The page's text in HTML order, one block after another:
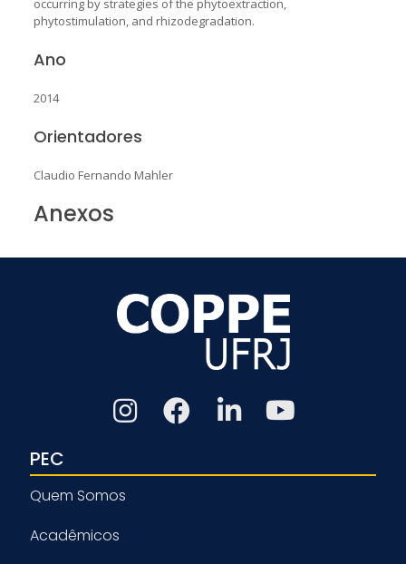
occurring by strategies of the phytoextraction,
phytostimulation, and rhizodegradation.
Ano
2014
Orientadores
Claudio Fernando Mahler
Anexos
PEC
Quem Somos
Acadêmicos